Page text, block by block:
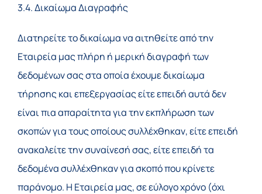
3.4. Δικαίωμα Διαγραφής
Διατηρείτε το δικαίωμα να αιτηθείτε από την
Εταιρεία μας πλήρη ή μερική διαγραφή των
δεδομένων σας στα οποία έχουμε δικαίωμα
τήρησης και επεξεργασίας είτε επειδή αυτά δεν
είναι πια απαραίτητα για την εκπλήρωση των
σκοπών για τους οποίους συλλέχθηκαν, είτε επειδή
ανακαλείτε την συναίνεσή σας, είτε επειδή τα
δεδομένα συλλέχθηκαν για σκοπό που κρίνετε
παράνομο. Η Εταιρεία μας, σε εύλογο χρόνο (όχι